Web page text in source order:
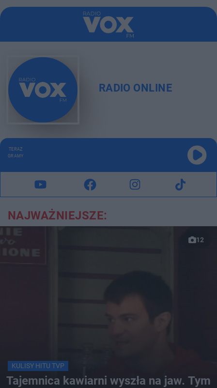
RADIO ONLINE
TERAZ
GRAMY
NAJWAŻNIEJSZE:
12
KULISY HITU TVP
Tajemnica kawiarni wyszła na jaw. Tym